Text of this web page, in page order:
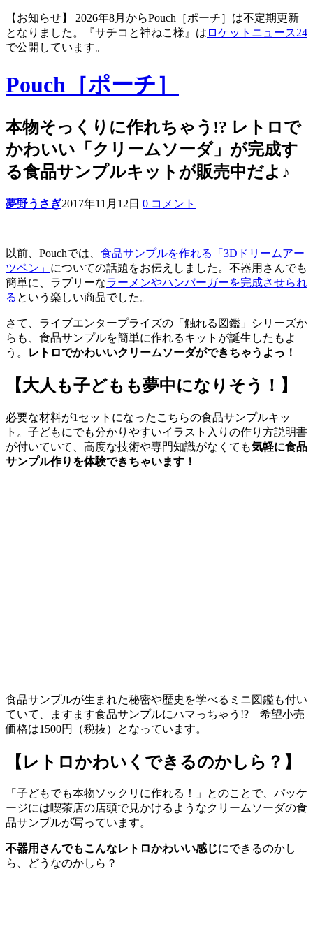
【お知らせ】 2026年8月からPouch［ポーチ］は不定期更新
となりました。『サチコと神ねこ様』は ロケットニュース24
で公開しています。
Pouch［ポーチ］
本物そっくりに作れちゃう!? レトロで
かわいい「クリームソーダ」が完成す
る食品サンプルキットが販売中だよ♪
夢野うさぎ2017年11月12日 0 コメント
以前、Pouchでは、 食品サンプルを作れる「3Dドリームアー
ツペン」 についての話題をお伝えしました。不器用さんでも
簡単に、ラブリーなラーメンやハンバーガーを完成させられ
る という楽しい商品でした。
さて、ライブエンタープライズの「触れる図鑑」シリーズか
らも、食品サンプルを簡単に作れるキットが誕生したもよ
う。
レトロでかわいいクリームソーダができちゃうよっ！
【大人も子どもも夢中になりそう！】
必要な材料が1セットになったこちらの食品サンプルキッ
ト。子どもにでも分かりやすいイラスト入りの作り方説明書
が付いていて、高度な技術や専門知識がなくても気軽に食品
サンプル作りを体験できちゃいます！
食品サンプルが生まれた秘密や歴史を学べるミニ図鑑も付い
ていて、ますます食品サンプルにハマっちゃう!? 希望小売
価格は1500円（税抜）となっています。
【レトロかわいくできるのかしら？】
「子どもでも本物ソックリに作れる！」とのことで、パッケ
ージには喫茶店の店頭で見かけるようなクリームソーダの食
品サンプルが写っています。
不器用さんでもこんなレトロかわいい感じにできるのかし
ら、どうなのかしら？